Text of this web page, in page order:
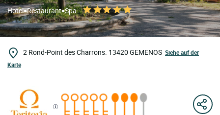
Hotel•Restaurant•Spa
2 Rond-Point des Charrons. 13420 GEMENOS Siehe auf der
Karte